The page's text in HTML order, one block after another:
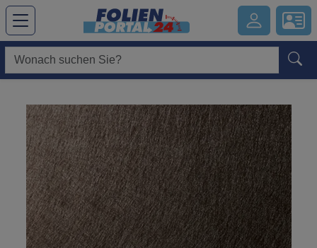
Hauptregion der Seite anspringen